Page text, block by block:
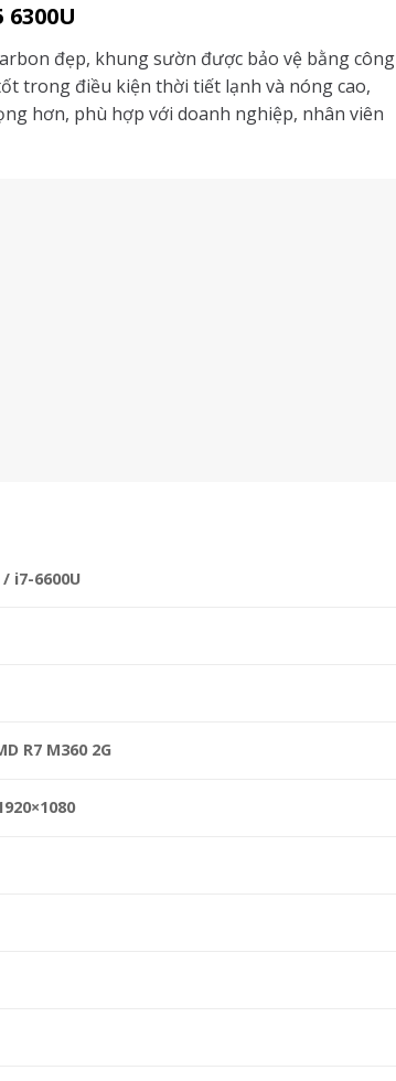
đẹp, khung sườn được bảo vệ bằng công
trong điều kiện thời tiết lạnh và nóng cao,
hơn, phù hợp với doanh nghiệp, nhân viên
i7-6600U
R7 M360 2G